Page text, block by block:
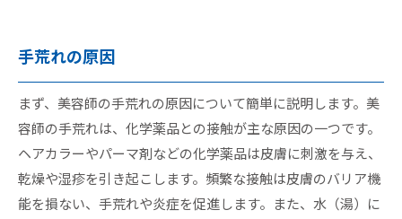
手荒れの原因
まず、美容師の手荒れの原因について簡単に説明します。美
容師の手荒れは、化学薬品との接触が主な原因の一つです。
ヘアカラーやパーマ剤などの化学薬品は皮膚に刺激を与え、
乾燥や湿疹を引き起こします。頻繁な接触は皮膚のバリア機
能を損ない、手荒れや炎症を促進します。また、水（湯）に